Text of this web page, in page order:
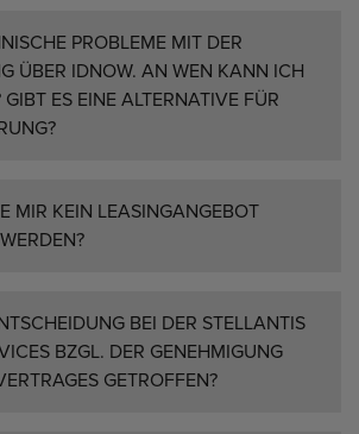
PROBLEME MIT DER
ÜBER IDNOW. AN WEN KANN ICH
ES EINE ALTERNATIVE FÜR
MIR KEIN LEASINGANGEBOT
BEI DER STELLANTIS
BZGL. DER GENEHMIGUNG
GETROFFEN?